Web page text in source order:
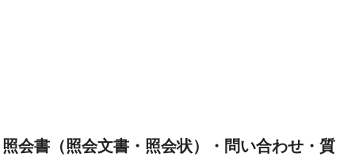
照会書（照会文書・照会状）・問い合わせ・質